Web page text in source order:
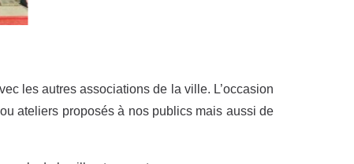
les autres associations de la ville. L’occasion
ateliers proposés à nos publics mais aussi de